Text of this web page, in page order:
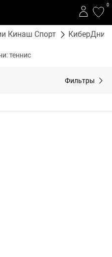
0
Кинаш Спорт КиберДни:
теннис
Фильтры